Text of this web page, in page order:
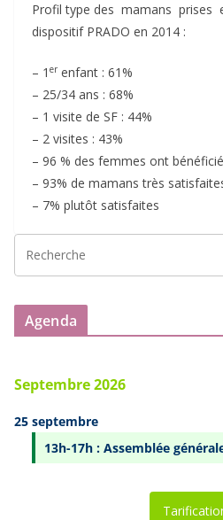
Profil type des mamans prises
dispositif PRADO en 2014 :
– 1 er enfant : 61%
– 25/34 ans : 68%
– 1 visite de SF : 44%
– 2 visites : 43%
– 96 % des femmes ont
– 93% de mamans très
– 7% plutôt satisfaites
Agenda
Septembre 2026
25 septembre
13h-17h : Assemblée